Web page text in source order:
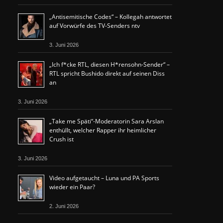
„Antisemitische Codes“ – Kollegah antwortet
auf Vorwürfe des TV-Senders ntv
3. Juni 2026
„Ich f*cke RTL, diesen H*rensohn-Sender“ –
RTL spricht Bushido direkt auf seinen Diss
an
3. Juni 2026
„Take me Späti“-Moderatorin Sara Arslan
enthüllt, welcher Rapper ihr heimlicher
Crush ist
3. Juni 2026
Video aufgetaucht – Luna und PA Sports
wieder ein Paar?
2. Juni 2026